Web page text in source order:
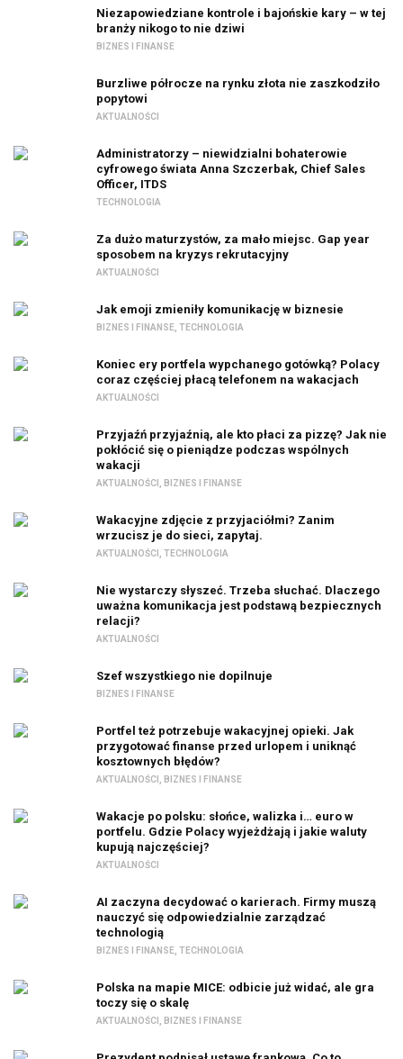
Niezapowiedziane kontrole i bajońskie kary – w tej
branży nikogo to nie dziwi
BIZNES I FINANSE
Burzliwe półrocze na rynku złota nie zaszkodziło
popytowi
AKTUALNOŚCI
Administratorzy – niewidzialni bohaterowie
cyfrowego świata Anna Szczerbak, Chief Sales
Officer, ITDS
TECHNOLOGIA
Za dużo maturzystów, za mało miejsc. Gap year
sposobem na kryzys rekrutacyjny
AKTUALNOŚCI
Jak emoji zmieniły komunikację w biznesie
BIZNES I FINANSE TECHNOLOGIA
Koniec ery portfela wypchanego gotówką? Polacy
coraz częściej płacą telefonem na wakacjach
AKTUALNOŚCI
Przyjaźń przyjaźnią, ale kto płaci za pizzę? Jak nie
pokłócić się o pieniądze podczas wspólnych
wakacji
AKTUALNOŚCI BIZNES I FINANSE
Wakacyjne zdjęcie z przyjaciółmi? Zanim
wrzucisz je do sieci, zapytaj.
AKTUALNOŚCI TECHNOLOGIA
Nie wystarczy słyszeć. Trzeba słuchać. Dlaczego
uważna komunikacja jest podstawą bezpiecznych
relacji?
AKTUALNOŚCI
Szef wszystkiego nie dopilnuje
BIZNES I FINANSE
Portfel też potrzebuje wakacyjnej opieki. Jak
przygotować finanse przed urlopem i uniknąć
kosztownych błędów?
AKTUALNOŚCI BIZNES I FINANSE
Wakacje po polsku: słońce, walizka i… euro w
portfelu. Gdzie Polacy wyjeżdżają i jakie waluty
kupują najczęściej?
AKTUALNOŚCI
AI zaczyna decydować o karierach. Firmy muszą
nauczyć się odpowiedzialnie zarządzać
technologią
BIZNES I FINANSE TECHNOLOGIA
Polska na mapie MICE: odbicie już widać, ale gra
toczy się o skalę
AKTUALNOŚCI BIZNES I FINANSE